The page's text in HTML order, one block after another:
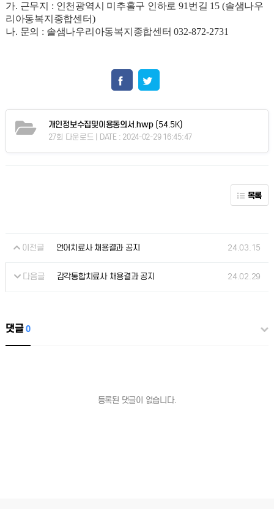
가. 근무지 : 인천광역시 미추홀구 인하로 91 번길 15 (솔샘나우
리아동복지종합센터)
나. 문의 : 솔샘나우리아동복지종합센터032-872-2731
개인정보수집및이용동의서.hwp(54.5K)
27회 다운로드 | DATE : 2024-02-29 16:45:47
목록
이전글 언어치료사 채용결과 공지 24.03.15
다음글 감각통합치료사 채용결과 공지 24.02.29
댓글0
등록된 댓글이 없습니다.